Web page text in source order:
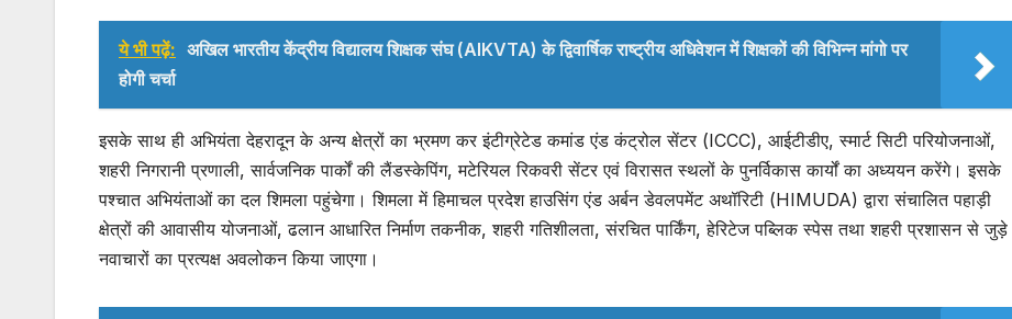
ये भी पढ़ें: अखिल भारतीय केंद्रीय विद्यालय शिक्षक संघ (AIKVTA) के द्विवार्षिक राष्ट्रीय अधिवेशन में शिक्षकों की विभिन्न मांगो पर
होगी चर्चा
इसके साथ ही अभियंता देहरादून के अन्य क्षेत्रों का भ्रमण कर इंटीग्रेटेड कमांड एंड कंट्रोल सेंटर (ICCC), आईटीडीए, स्मार्ट सिटी परियोजनाओं,
शहरी निगरानी प्रणाली, सार्वजनिक पार्कों की लैंडस्केपिंग, मटेरियल रिकवरी सेंटर एवं विरासत स्थलों के पुनर्विकास कार्यों का अध्ययन करेंगे। इसके
पश्चात अभियंताओं का दल शिमला पहुंचेगा। शिमला में हिमाचल प्रदेश हाउसिंग एंड अर्बन डेवलपमेंट अथॉरिटी (HIMUDA) द्वारा संचालित पहाड़ी
क्षेत्रों की आवासीय योजनाओं, ढलान आधारित निर्माण तकनीक, शहरी गतिशीलता, संरचित पार्किंग, हेरिटेज पब्लिक स्पेस तथा शहरी प्रशासन से जुड़े
नवाचारों का प्रत्यक्ष अवलोकन किया जाएगा।